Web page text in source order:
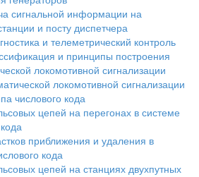
сигнальной информации на
и посту диспетчера
и телеметрический контроль
и принципы построения
локомотивной сигнализации
локомотивной сигнализации
числового кода
цепей на перегонах в системе
приближения и удаления в
кода
цепей на станциях двухпутных